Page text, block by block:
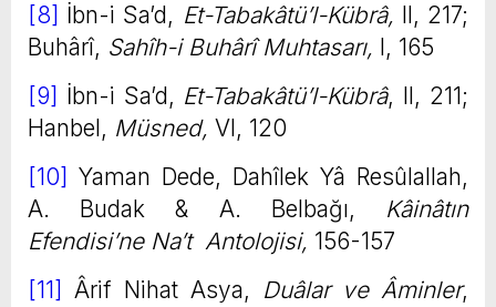
[8] İbn-i Sa’d, Et-Tabakâtü’l-Kübrâ, II, 217;
Buhârî, Sahîh-i Buhârî Muhtasarı, I, 165
[9] İbn-i Sa’d, Et-Tabakâtü’l-Kübrâ, II, 211;
Hanbel, Müsned, VI, 120
[10] Yaman Dede, Dahîlek Yâ Resûlallah,
A. Budak & A. Belbağı, Kâinâtın
Efendisi’ne Na’t Antolojisi, 156-157
[11] Ârif Nihat Asya, Duâlar ve Âminler,